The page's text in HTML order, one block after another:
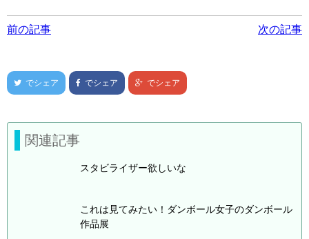
前の記事 次の記事
でシェア でシェア でシェア
関連記事
スタビライザー欲しいな
これは見てみたい！ダンボール女子のダンボール
作品展